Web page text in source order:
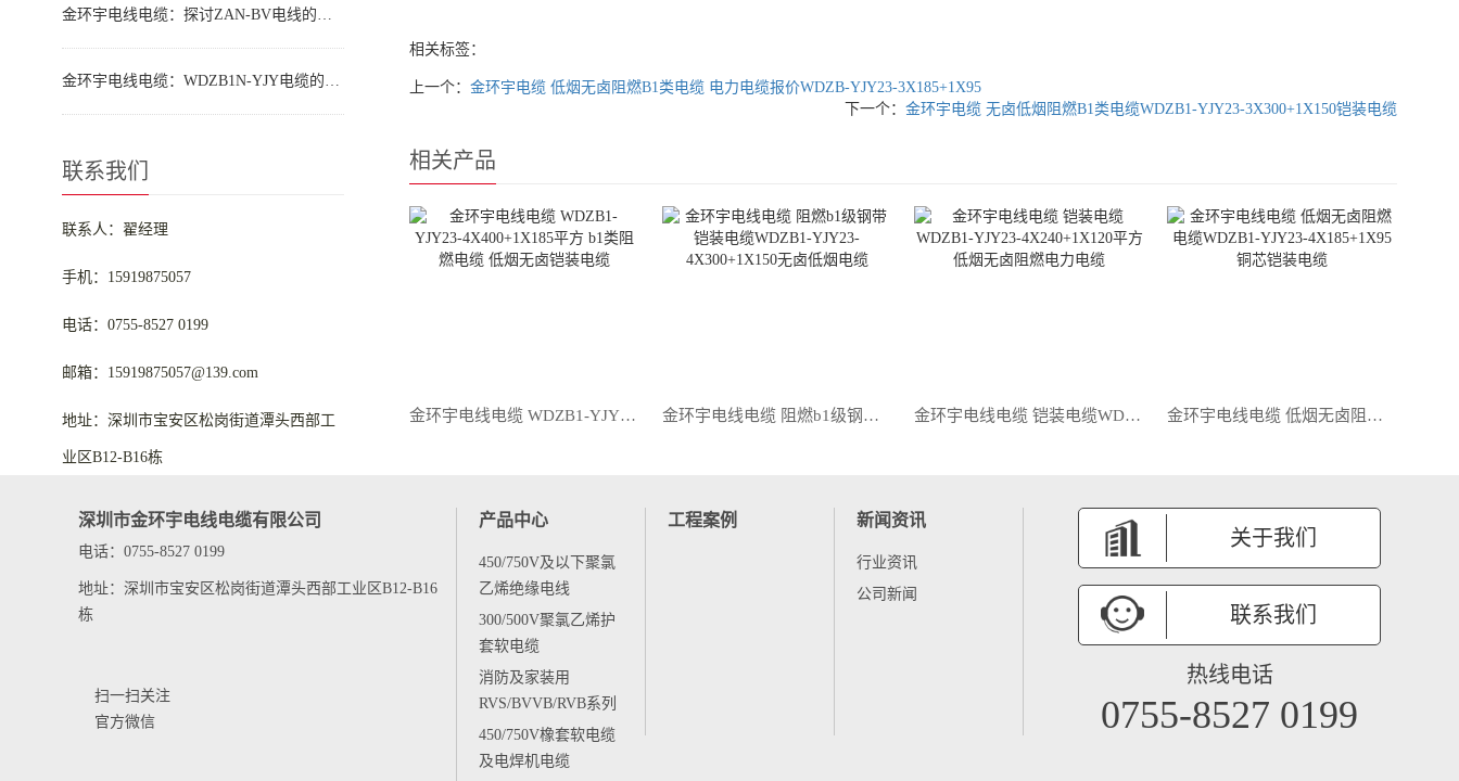
金环宇电线电缆：探讨ZAN-BV电线的优势
金环宇电线电缆：WDZB1N-YJY电缆的应用领域
联系我们
联系人：翟经理
手机：15919875057
电话：0755-8527 0199
邮箱：15919875057@139.com
地址：深圳市宝安区松岗街道潭头西部工
业区B12-B16栋
相关标签：
上一个： 金环宇电缆 低烟无卤阻燃B1类电缆 电力电缆报价WDZB-YJY23-3X185+1X95
下一个： 金环宇电缆 无卤低烟阻燃B1类电缆WDZB1-YJY23-3X300+1X150铠装电缆
相关产品
金环宇电线电缆 WDZB1-YJY23-4X400+1X185平方 b1类阻燃电缆 低烟无卤铠装电缆 金环宇电线电缆 阻燃b1级钢带铠装电缆WDZB1-YJY23-4X300+1X150无卤低烟电缆 金环宇电线电缆 铠装电缆WDZB1-YJY23-4X240+1X120平方 低烟无卤阻燃电力电缆 金环宇电线电缆 低烟无卤阻燃电缆WDZB1-YJY23-4X185+1X95铜芯铠装电缆
深圳市金环宇电线电缆有限公司
电话：0755-8527 0199
地址：深圳市宝安区松岗街道潭头西部工业区B12-B16
栋
扫一扫关注
官方微信
产品中心
450/750V及以下聚氯
乙烯绝缘电线
300/500V聚氯乙烯护
套软电缆
消防及家装用
RVS/BVVB/RVB系列
450/750V橡套软电缆
及电焊机电缆
工程案例 新闻资讯
行业资讯
公司新闻
关于我们
联系我们
热线电话
0755-8527 0199